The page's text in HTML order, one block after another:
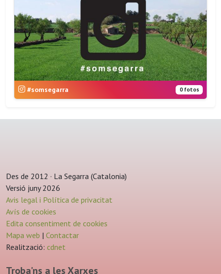
#somsegarra 0 fotos
Des de 2012 · La Segarra (Catalonia)
Versió juny 2026
Avis legal i Política de privacitat
Avís de cookies
Edita consentiment de cookies
Mapa web | Contactar
Realització: cdnet
Troba'ns a les Xarxes